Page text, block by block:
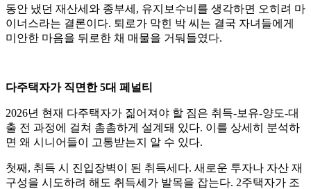
동안 냈던 재산세와 종부세, 유지보수비를 생각하면 오히려 마
이너스라는 결론이다. 퇴로가 막힌 박 씨는 결국 자녀들에게
미안한 마음을 뒤로한 채 매물을 거둬들였다.
다주택자가 직면한 5대 페널티
2026년 현재 다주택자가 짊어져야 할 짐은 취득-보유-양도-대
출 전 과정에 걸쳐 촘촘하게 설계돼 있다. 이를 상세히 분석하
면 왜 시니어들이 고통받는지 알 수 있다.
첫째, 취득 시 진입장벽이 된 취득세다. 새로운 투자나 자산 재
구성을 시도하려 해도 취득세가 발목을 잡는다. 2주택자가 조